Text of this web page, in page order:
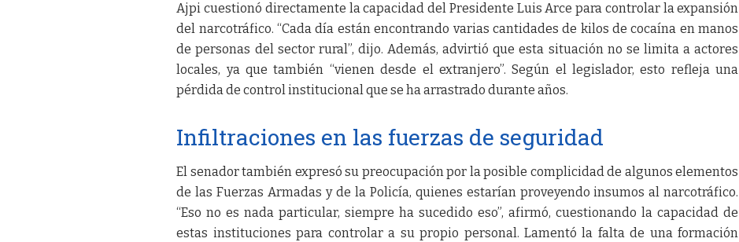
Ajpi cuestionó directamente la capacidad del Presidente Luis Arce para controlar la expansión
del narcotráfico. “Cada día están encontrando varias cantidades de kilos de cocaína en manos
de personas del sector rural”, dijo. Además, advirtió que esta situación no se limita a actores
locales, ya que también “vienen desde el extranjero”. Según el legislador, esto refleja una
pérdida de control institucional que se ha arrastrado durante años.
Infiltraciones en las fuerzas de seguridad
El senador también expresó su preocupación por la posible complicidad de algunos elementos
de las Fuerzas Armadas y de la Policía, quienes estarían proveyendo insumos al narcotráfico.
“Eso no es nada particular, siempre ha sucedido eso”, afirmó, cuestionando la capacidad de
estas instituciones para controlar a su propio personal. Lamentó la falta de una formación